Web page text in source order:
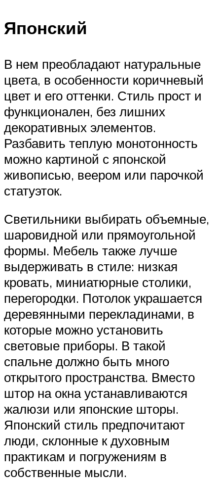
Японский
В нем преобладают натуральные
цвета, в особенности коричневый
цвет и его оттенки. Стиль прост и
функционален, без лишних
декоративных элементов.
Разбавить теплую монотонность
можно картиной с японской
живописью, веером или парочкой
статуэток.
Светильники выбирать объемные,
шаровидной или прямоугольной
формы. Мебель также лучше
выдерживать в стиле: низкая
кровать, миниатюрные столики,
перегородки. Потолок украшается
деревянными перекладинами, в
которые можно установить
световые приборы. В такой
спальне должно быть много
открытого пространства. Вместо
штор на окна устанавливаются
жалюзи или японские шторы.
Японский стиль предпочитают
люди, склонные к духовным
практикам и погружениям в
собственные мысли.